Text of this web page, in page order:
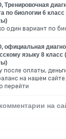
Тренировочная
по биологии 6
один вариант по
официальная
языку 8 класс
после оплаты,
на нашем
перейти
на